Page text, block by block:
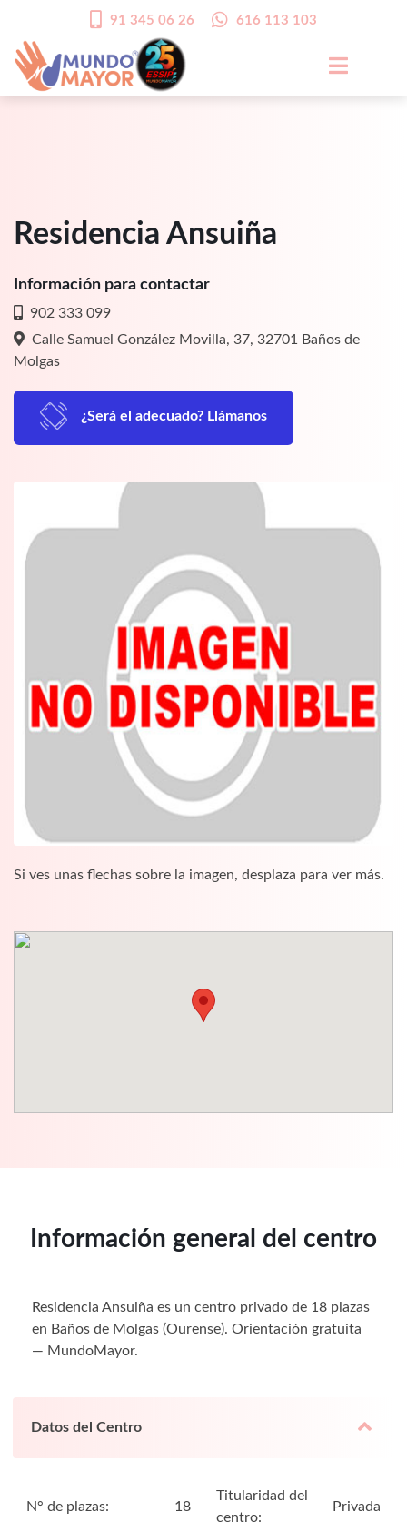
91 345 06 26 616 113 103
Residencia Ansuiña
Información para contactar
902 333 099
Calle Samuel González Movilla, 37, 32701 Baños de
Molgas
¿Será el adecuado? Llámanos
Si ves unas flechas sobre la imagen, desplaza para ver más.
Información general del centro
Residencia Ansuiña es un centro privado de 18 plazas
en Baños de Molgas (Ourense). Orientación gratuita
— MundoMayor.
Datos del Centro
N° de plazas: 18
Titularidad del
centro:
Privada